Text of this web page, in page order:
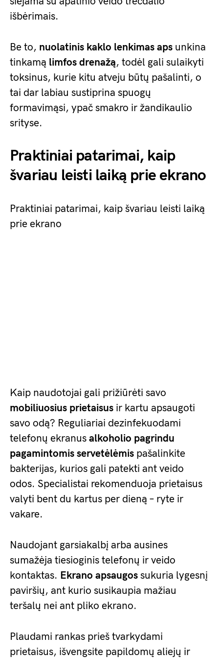
išbėrimais.
Be to, nuolatinis kaklo lenkimas aps unkina
tinkamą limfos drenažą, todėl gali sulaikyti
toksinus, kurie kitu atveju būtų pašalinti, o
tai dar labiau sustiprina spuogų
formavimąsi, ypač smakro ir žandikaulio
srityse.
Praktiniai patarimai, kaip
švariau leisti laiką prie ekrano
Praktiniai patarimai, kaip švariau leisti laiką
prie ekrano
Kaip naudotojai gali prižiūrėti savo
mobiliuosius prietaisus ir kartu apsaugoti
savo odą? Reguliariai dezinfekuodami
telefonų ekranus alkoholio pagrindu
pagamintomis servetėlėmis pašalinkite
bakterijas, kurios gali patekti ant veido
odos. Specialistai rekomenduoja prietaisus
valyti bent du kartus per dieną – ryte ir
vakare.
Naudojant garsiakalbį arba ausines
sumažėja tiesioginis telefonų ir veido
kontaktas. Ekrano apsaugos sukuria lygesnį
paviršių, ant kurio susikaupia mažiau
teršalų nei ant pliko ekrano.
Plaudami rankas prieš tvarkydami
prietaisus, išvengsite papildomų aliejų ir